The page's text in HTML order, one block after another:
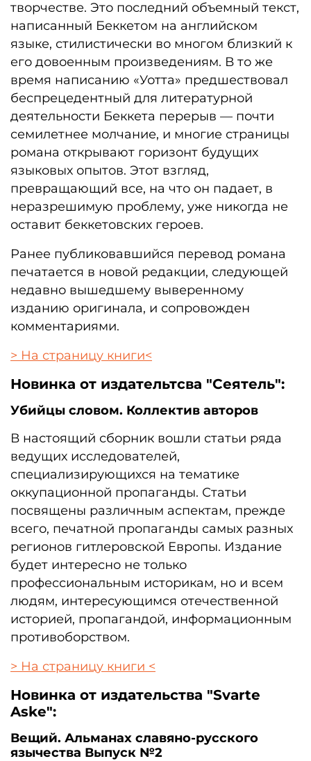
творчестве. Это последний объемный текст,
написанный Беккетом на английском
языке, стилистически во многом близкий к
его довоенным произведениям. В то же
время написанию «Уотта» предшествовал
беспрецедентный для литературной
деятельности Беккета перерыв — почти
семилетнее молчание, и многие страницы
романа открывают горизонт будущих
языковых опытов. Этот взгляд,
превращающий все, на что он падает, в
неразрешимую проблему, уже никогда не
оставит беккетовских героев.
Ранее публиковавшийся перевод романа
печатается в новой редакции, следующей
недавно вышедшему выверенному
изданию оригинала, и сопровожден
комментариями.
> На страницу книги<
Новинка от издательтсва "Сеятель":
Убийцы словом. Коллектив авторов
В настоящий сборник вошли статьи ряда
ведущих исследователей,
специализирующихся на тематике
оккупационной пропаганды. Статьи
посвящены различным аспектам, прежде
всего, печатной пропаганды самых разных
регионов гитлеровской Европы. Издание
будет интересно не только
профессиональным историкам, но и всем
людям, интересующимся отечественной
историей, пропагандой, информационным
противоборством.
> На страницу книги <
Новинка от издательства "Svarte
Aske":
Вещий. Альманах славяно-русского
язычества Выпуск №2